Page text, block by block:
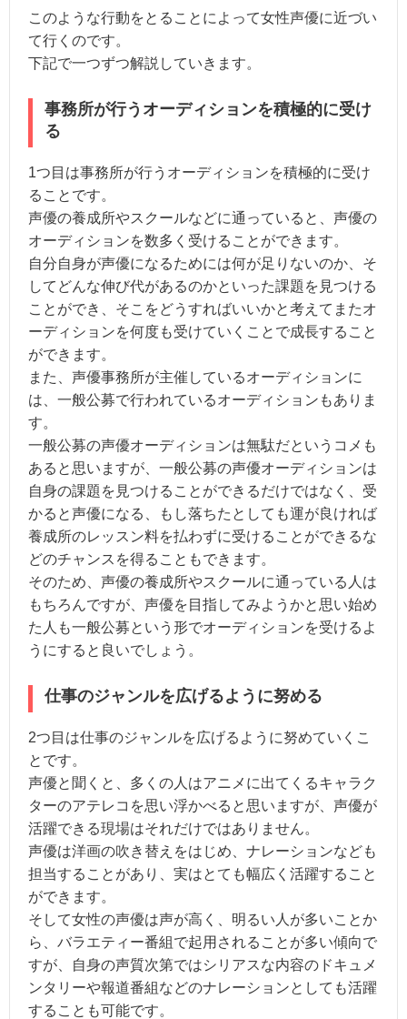
このような行動をとることによって女性声優に近づい
て行くのです。
下記で一つずつ解説していきます。
事務所が行うオーディションを積極的に受け
る
1つ目は事務所が行うオーディションを積極的に受け
ることです。
声優の養成所やスクールなどに通っていると、声優の
オーディションを数多く受けることができます。
自分自身が声優になるためには何が足りないのか、そ
してどんな伸び代があるのかといった課題を見つける
ことができ、そこをどうすればいいかと考えてまたオ
ーディションを何度も受けていくことで成長すること
ができます。
また、声優事務所が主催しているオーディションに
は、一般公募で行われているオーディションもありま
す。
一般公募の声優オーディションは無駄だというコメも
あると思いますが、一般公募の声優オーディションは
自身の課題を見つけることができるだけではなく、受
かると声優になる、もし落ちたとしても運が良ければ
養成所のレッスン料を払わずに受けることができるな
どのチャンスを得ることもできます。
そのため、声優の養成所やスクールに通っている人は
もちろんですが、声優を目指してみようかと思い始め
た人も一般公募という形でオーディションを受けるよ
うにすると良いでしょう。
仕事のジャンルを広げるように努める
2つ目は仕事のジャンルを広げるように努めていくこ
とです。
声優と聞くと、多くの人はアニメに出てくるキャラク
ターのアテレコを思い浮かべると思いますが、声優が
活躍できる現場はそれだけではありません。
声優は洋画の吹き替えをはじめ、ナレーションなども
担当することがあり、実はとても幅広く活躍すること
ができます。
そして女性の声優は声が高く、明るい人が多いことか
ら、バラエティー番組で起用されることが多い傾向で
すが、自身の声質次第ではシリアスな内容のドキュメ
ンタリーや報道番組などのナレーションとしても活躍
することも可能です。